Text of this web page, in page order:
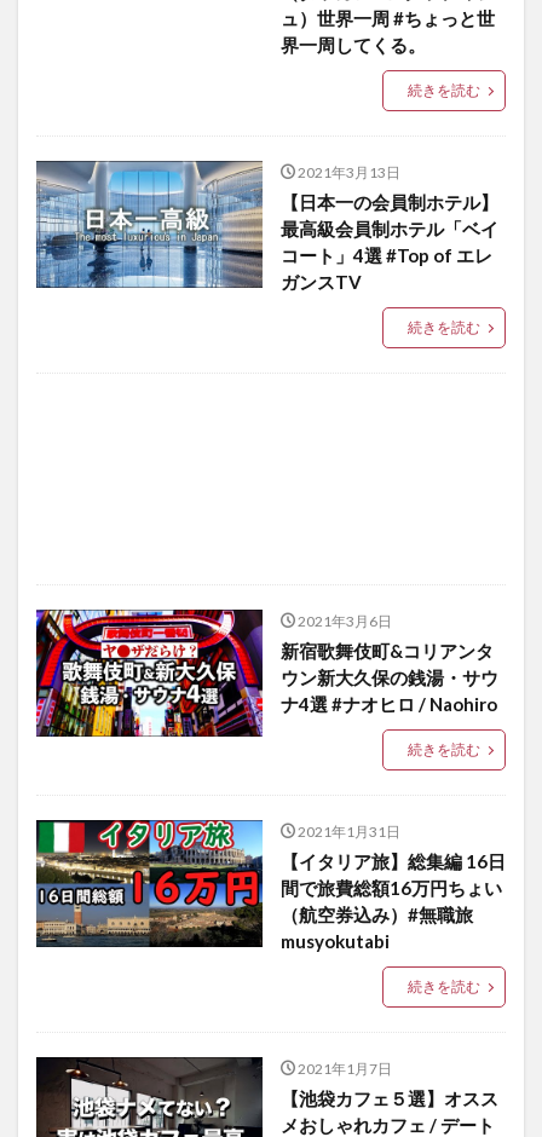
ュ）世界一周 #ちょっと世
界一周してくる。
続きを読む
2021年3月13日
【日本一の会員制ホテル】
最高級会員制ホテル「ベイ
コート」4選 #Top of エレ
ガンスTV
続きを読む
2021年3月6日
新宿歌舞伎町&コリアンタ
ウン新大久保の銭湯・サウ
ナ4選 #ナオヒロ / Naohiro
続きを読む
2021年1月31日
【イタリア旅】総集編 16日
間で旅費総額16万円ちょい
（航空券込み）#無職旅
musyokutabi
続きを読む
2021年1月7日
【池袋カフェ５選】オスス
メおしゃれカフェ / デート